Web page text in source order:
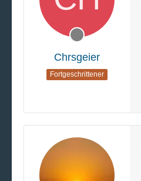
Chrsgeier
Fortgeschrittener